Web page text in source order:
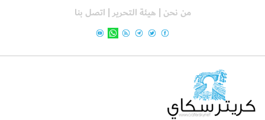
من نحن | هيئة التحرير | اتصل بنا